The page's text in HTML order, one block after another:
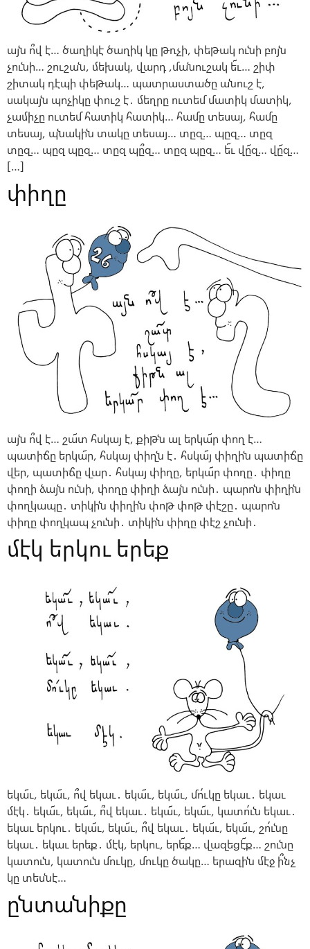
այն ո՞վ է… ծաղիկէ ծաղիկ կը թռչի, փեթակ ունի բոյն
չունի… շուշան, մեխակ, վարդ ,մանուշակ ե՜ւ… շիփ
շիտակ դէպի փեթակ… պատրաստածը անուշ է,
սակայն պոչիկը փուշ է․ մեղրը ուտեմ մատիկ մատիկ,
չամիչը ուտեմ հատիկ հատիկ… համը տեսայ, համը
տեսայ, պնակին տակը տեսայ… տըզ… պըզ… տըզ
տըզ… պըզ պըզ… տըզ պը՞զ… տըզ պըզ… ե՜ւ վը՜զ… վը՜զ…
[…]
փիղը
այն ո՞վ է… շա՜տ հսկայ է, քիթն ալ երկա՜ր փող է…
պատիճը երկա՜ր, հսկայ փիղն է․ հսկա՜յ փիղին պատիճը
վեր, պատիճը վար․ հսկայ փիղը, երկա՜ր փողը․ փիղը
փողի ձայն ունի, փողը փիղի ձայն ունի․ պարոն փիղին
փողկապը․ տիկին փիղին փոթ փոթ փէշը․ պարոն
փիղը փողկապ չունի․ տիկին փիղը փէշ չունի․
մէկ երկու երեք
եկա՜ւ, եկա՜ւ, ո՞վ եկաւ․ եկա՜ւ, եկա՜ւ, մո՛ւկը եկաւ․ եկաւ
մէկ․ եկա՜ւ, եկա՜ւ, ո՞վ եկաւ․ եկա՜ւ, եկա՜ւ, կատո՛ւն եկաւ․
եկաւ երկու․ եկա՜ւ, եկա՜ւ, ո՞վ եկաւ․ եկա՜ւ, եկա՜ւ, շո՛ւնը
եկաւ․ եկաւ երեք․ մէկ, երկու, երե՜ք… վազեցէ՜ք… շունը
կատուն, կատուն մուկը, մուկը ծակը… երազին մէջ ի՞նչ
կը տեսնէ…
ընտանիքը